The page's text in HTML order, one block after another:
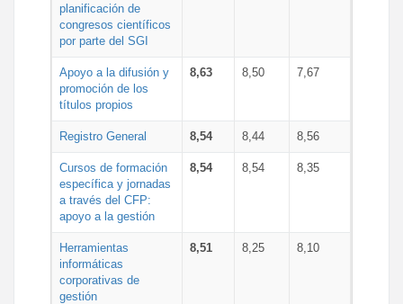
planificación de
congresos científicos
por parte del SGI
Apoyo a la difusión y
promoción de los
títulos propios
8,63 8,50 7,67
Registro General 8,54 8,44 8,56
Cursos de formación
específica y jornadas
a través del CFP:
apoyo a la gestión
8,54 8,54 8,35
Herramientas
informáticas
corporativas de
gestión
8,51 8,25 8,10